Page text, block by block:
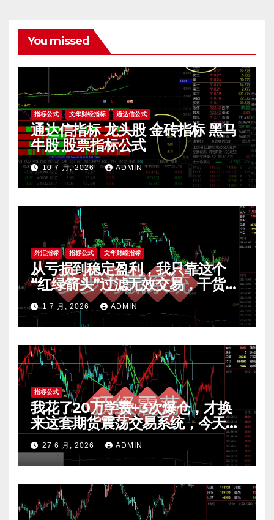
You missed
指标公式 文华财经指标 通达信公式
通达信指标 龙头股 金砖指标 黑马
牛股 股票指标公式
10 7 月, 2026 ADMIN
外汇指标 指标公式 文华财经指标
从亏损到稳定盈利，我只靠这个
“红绿箭头”过滤无效交易，干货全
公开 mt4指标
1 7 月, 2026 ADMIN
指标公式
我花了20万学费+3次爆仓，才换
来这套期货震荡交易系统，今天免
费公开核心逻辑
27 6 月, 2026 ADMIN